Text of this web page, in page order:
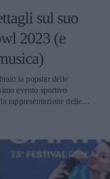
sul suo
2023 (e
la popstar delle
evento sportivo
rappresentazione delle